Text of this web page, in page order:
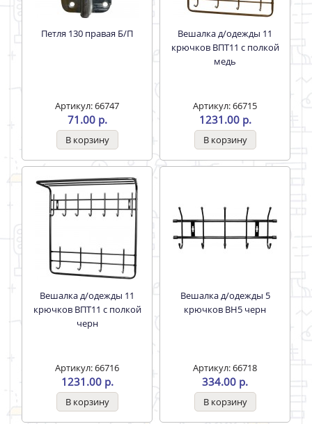
Петля 130 правая Б/П
Артикул: 66747
71.00 р.
Вешалка д/одежды 11
крючков ВПТ11 с полкой
медь
Артикул: 66715
1231.00 р.
Вешалка д/одежды 11
крючков ВПТ11 с полкой
черн
Артикул: 66716
1231.00 р.
Вешалка д/одежды 5
крючков ВН5 черн
Артикул: 66718
334.00 р.